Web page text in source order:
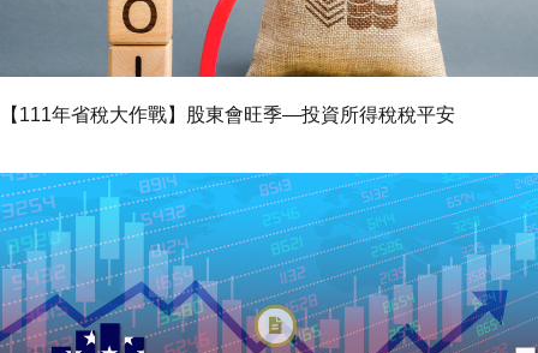
【111年省稅大作戰】股東會旺季—投資所得稅稅平安